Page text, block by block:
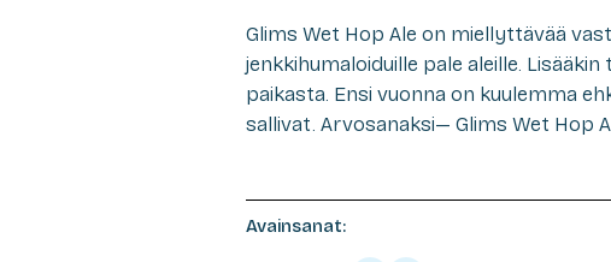
Glims Wet Hop Ale on miellyttävää
jenkkihumaloiduille pale aleille.
paikasta. Ensi vuonna on kuulemma
sallivat. Arvosanaksi— Glims Wet Hop
Avainsanat: